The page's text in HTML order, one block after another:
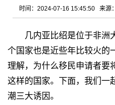
时间：2024-07-16 15:45:50 来源：
几内亚比绍是位于非洲
个国家也是近些年比较火的
理解，为什么移民申请者要
这样的国家。下面，我们一
潮三大诱因。